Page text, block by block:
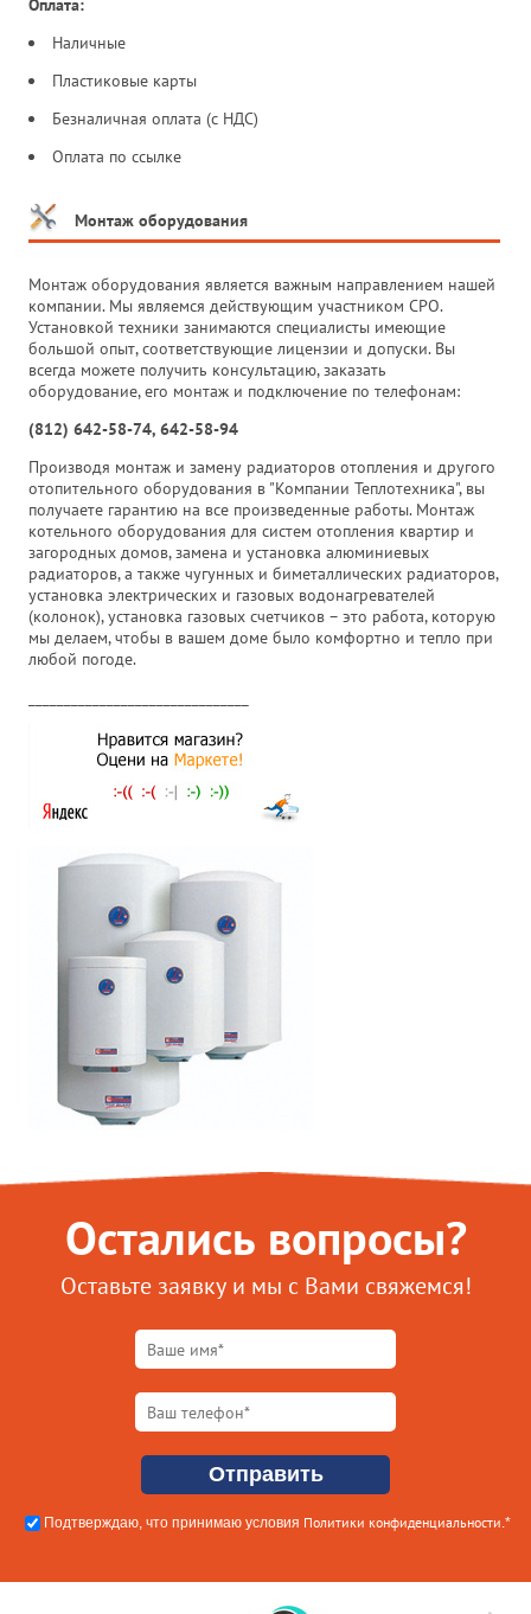
Наличные
Пластиковые карты
Безналичная оплата (с НДС)
Оплата по ссылке
Монтаж оборудования
Монтаж оборудования является важным направлением нашей
компании. Мы являемся действующим участником СРО.
Установкой техники занимаются специалисты имеющие
большой опыт, соответствующие лицензии и допуски. Вы
всегда можете получить консультацию, заказать
оборудование, его монтаж и подключение по телефонам:
(812) 642-58-74, 642-58-94
Производя монтаж и замену радиаторов отопления и другого
отопительного оборудования в "Компании Теплотехника", вы
получаете гарантию на все произведенные работы. Монтаж
котельного оборудования для систем отопления квартир и
загородных домов, замена и установка алюминиевых
радиаторов, а также чугунных и биметаллических радиаторов,
установка электрических и газовых водонагревателей
(колонок), установка газовых счетчиков – это работа, которую
мы делаем, чтобы в вашем доме было комфортно и тепло при
любой погоде.
Остались вопросы?
Оставьте заявку и мы с Вами свяжемся!
Подтверждаю, что принимаю условия Политики конфиденциальности .*